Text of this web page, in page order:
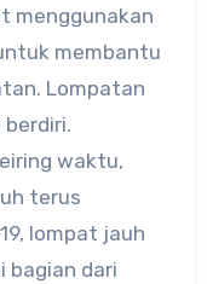
menggunakan
membantu
Lompatan
berdiri.
waktu,
terus
lompat jauh
bagian dari